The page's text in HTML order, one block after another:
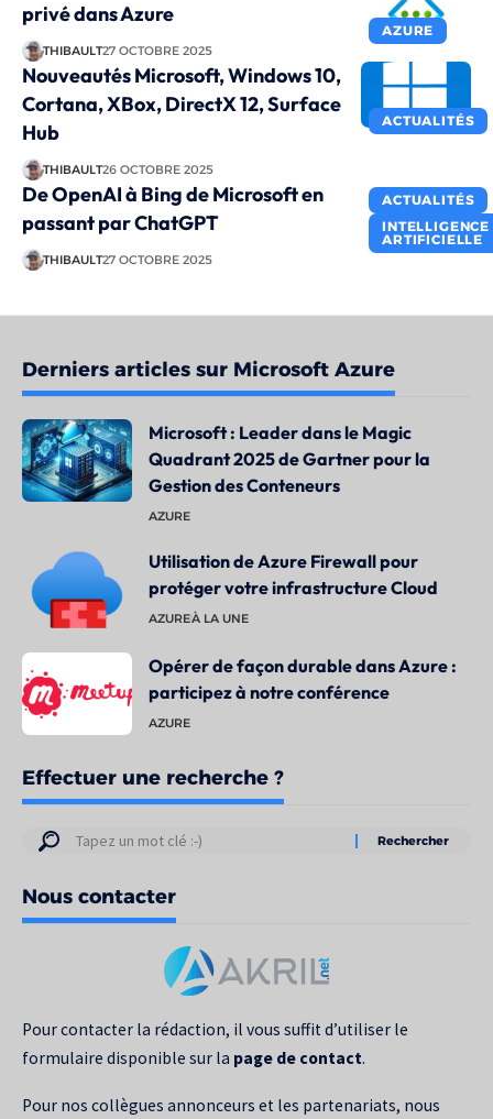
AZURE
privé dans Azure
THIBAULT27 OCTOBRE 2025
ACTUALITÉS
Nouveautés Microsoft, Windows 10,
Cortana, XBox, DirectX 12, Surface
Hub
THIBAULT26 OCTOBRE 2025
ACTUALITÉS
INTELLIGENCE
ARTIFICIELLE
De OpenAI à Bing de Microsoft en
passant par ChatGPT
THIBAULT27 OCTOBRE 2025
Derniers articles sur Microsoft Azure
Microsoft : Leader dans le Magic
Quadrant 2025 de Gartner pour la
Gestion des Conteneurs
AZURE
Utilisation de Azure Firewall pour
protéger votre infrastructure Cloud
AZUREÀ LA UNE
Opérer de façon durable dans Azure :
participez à notre conférence
AZURE
Effectuer une recherche ?
Résultats
votre
recherche
Nous contacter
Pour contacter la rédaction, il vous suffit d’utiliser le
formulaire disponible sur la page de contact.
Pour nos collègues annonceurs et les partenariats, nous